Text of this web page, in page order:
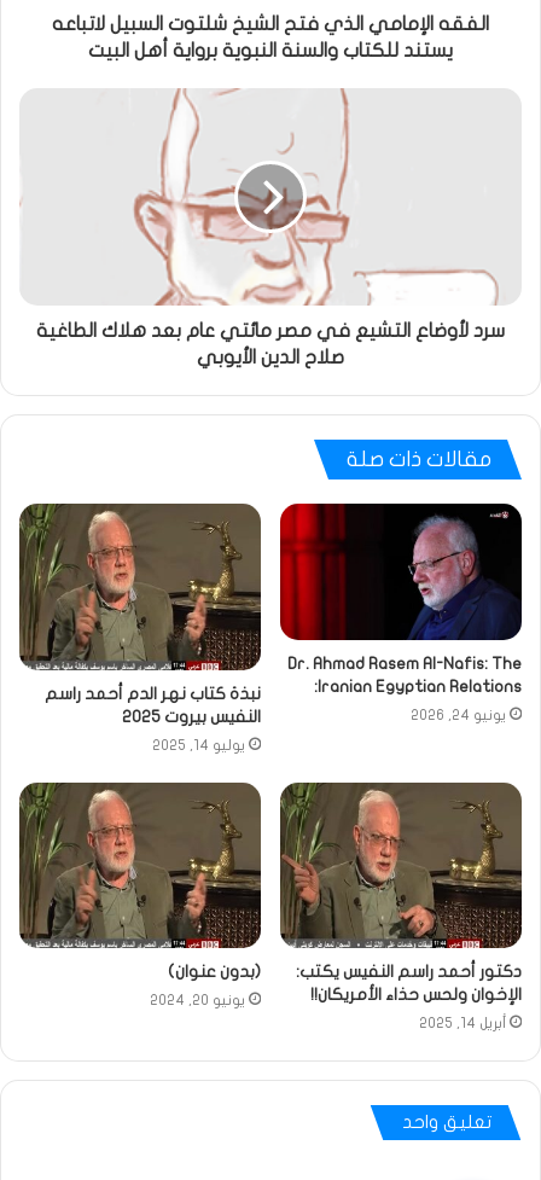
الفقه الإمامي الذي فتح الشيخ شلتوت السبيل لاتباعه
يستند للكتاب والسنة النبوية برواية أهل البيت
سرد لأوضاع التشيع في مصر مائتي عام بعد هلاك الطاغية
صلاح الدين الأيوبي
مقالات ذات صلة
Dr. Ahmad Rasem Al-Nafis: The
Iranian Egyptian Relations:
يونيو 24, 2026
نبذة كتاب نهر الدم أحمد راسم
النفيس بيروت 2025
يوليو 14, 2025
دكتور أحمد راسم النفيس يكتب:
الإخوان ولحس حذاء الأمريكان!!
أبريل 14, 2025
(بدون عنوان)
يونيو 20, 2024
تعليق واحد